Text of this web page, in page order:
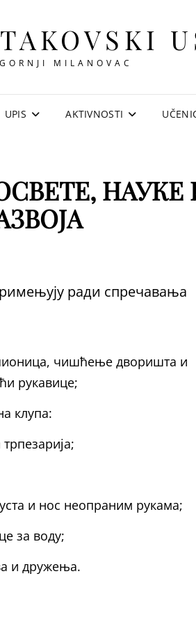
GORNJI MILANOVAC
UPIS AKTIVNOSTI
НАУКЕ
ради спречавања
чишћење дворишта и
рукавице;
клупа:
и нос неопраним рукама;
за воду;
и дружења.